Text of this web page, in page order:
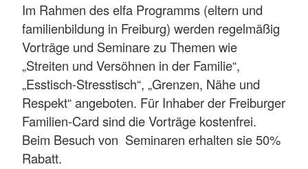
Im Rahmen des elfa Programms (eltern und
familienbildung in Freiburg) werden regelmäßig
Vorträge und Seminare zu Themen wie
„Streiten und Versöhnen in der Familie“,
„Esstisch-Stresstisch“, „Grenzen, Nähe und
Respekt“ angeboten. Für Inhaber der Freiburger
Familien-Card sind die Vorträge kostenfrei.
Beim Besuch von Seminaren erhalten sie 50%
Rabatt.